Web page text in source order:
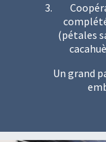
(pétales
Un grand